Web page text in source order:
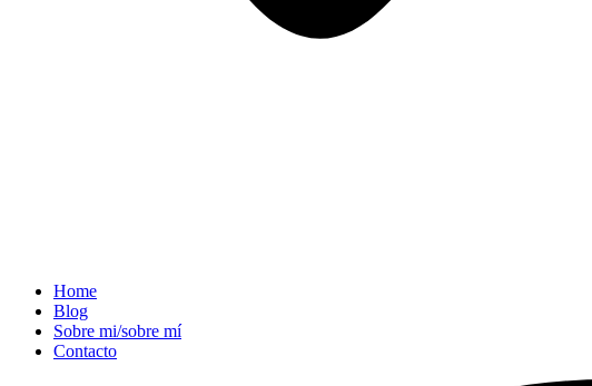
Home
Blog
Sobre mi/sobre mí
Contacto